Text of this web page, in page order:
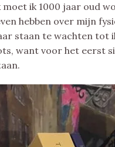
ik 1000 jaar oud
hebben over mijn
staan te wachten tot
want voor het eerst